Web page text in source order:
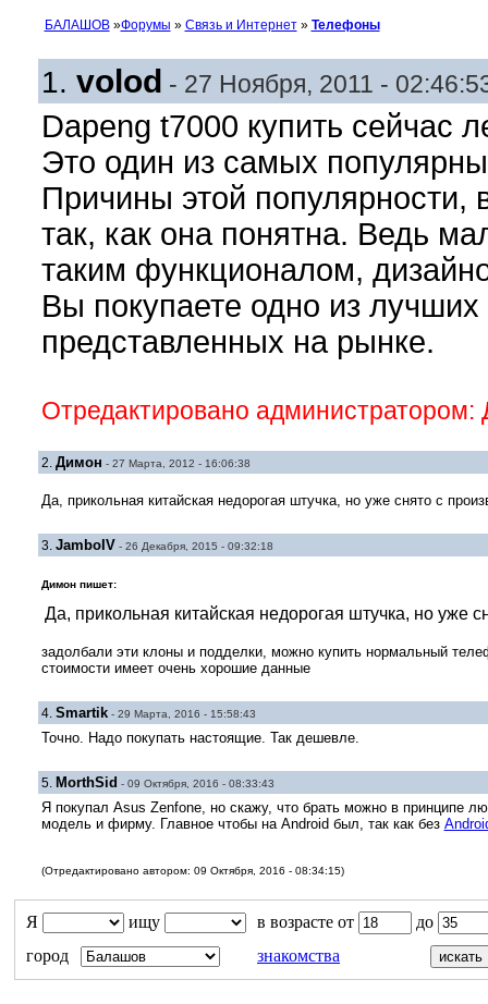
БАЛАШОВ»Форумы » Связь и Интернет» Телефоны
1. volod - 27 Ноября, 2011 -
Dapeng t7000 купить сейчас
Это один из самых
Причины этой
так, как она понятна. Ведь
таким функционалом,
Вы покупаете одно из лучших
представленных на рынке.
Отредактировано
2. Димон - 27 Марта, 2012 - 16:06:38
Да, прикольная китайская недорогая штучка, но уже снято с
3. JamboIV - 26 Декабря, 2015 - 09:32:18
Димон пишет:
Да, прикольная китайская недорогая штучка, но уже
задолбали эти клоны и подделки, можно купить нормальный
стоимости имеет очень хорошие данные
4. Smartik- 29 Марта, 2016 - 15:58:43
Точно. Надо покупать настоящие. Так дешевле.
5. MorthSid - 09 Октября, 2016 - 08:33:43
Я покупал Asus Zenfone, но скажу, что брать можно в принципе
модель и фирму. Главное чтобы на Android был, так как без
(Отредактировано автором: 09 Октября, 2016 - 08:34:15)
Я ищу в возрасте от
до
город
знакомства